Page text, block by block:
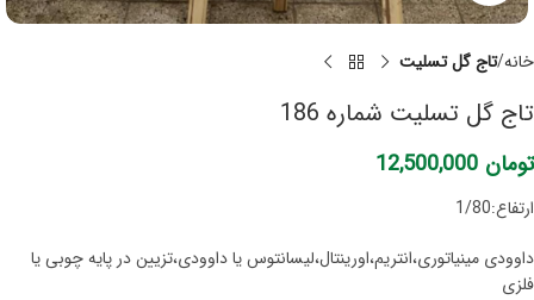
خانه تاج گل تسلیت
تاج گل تسلیت شماره 186
تومان
ارتفاع:1/80
داوودی مینیاتوری،انتریم،اورینتال،لیسانتوس یا داوودی،تزیین در پایه چوبی یا
فلزی